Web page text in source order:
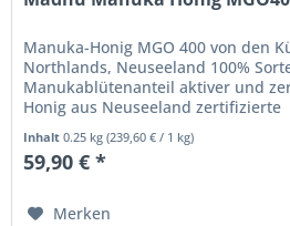
Manuka-Honig MGO 400 von den
Northlands, Neuseeland 100%
Manukablütenanteil aktiver und
Honig aus Neuseeland zertifizierte
Inhalt0.25 kg(239,60 € / 1 kg)
59,90 € *
Merken